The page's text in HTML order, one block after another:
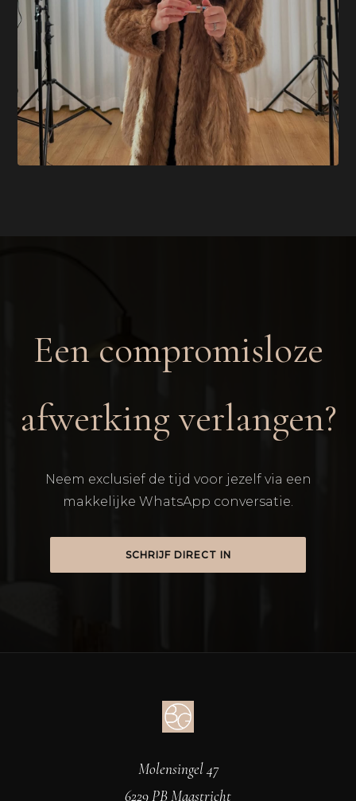
Een compromisloze
afwerking verlangen?
Neem exclusief de tijd voor jezelf via een
makkelijke WhatsApp conversatie.
SCHRIJF DIRECT IN
Molensingel 47
6229 PB Maastricht